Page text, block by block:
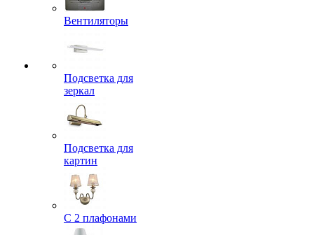
Вентиляторы
Подсветка для
зеркал
Подсветка для
картин
С 2 плафонами